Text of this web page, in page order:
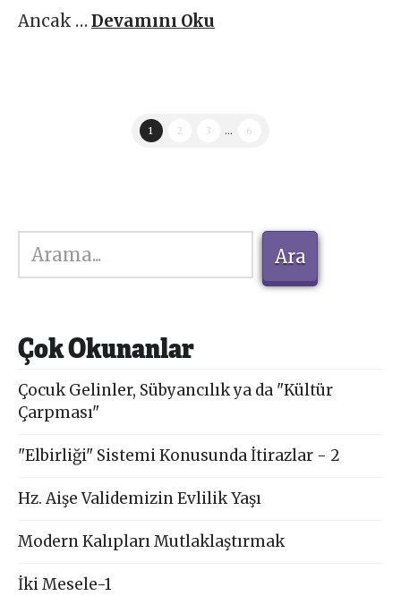
Ancak …Devamını Oku
1 2 3 ... 6
Ara
Ara
Çok Okunanlar
Çocuk Gelinler, Sübyancılık ya da "Kültür
Çarpması"
"Elbirliği" Sistemi Konusunda İtirazlar - 2
Hz. Aişe Validemizin Evlilik Yaşı
Modern Kalıpları Mutlaklaştırmak
İki Mesele-1